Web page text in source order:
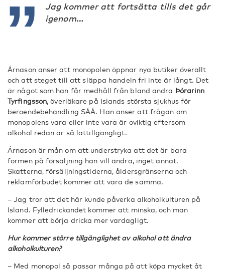
Jag kommer att fortsätta tills det går
igenom…
Árnason anser att monopolen öppnar nya butiker överallt
och att steget till att släppa handeln fri inte är långt. Det
är något som han får medhåll från bland andra Þórarinn
Tyrfingsson, överläkare på Islands största sjukhus för
beroendebehandling SÁÁ. Han anser att frågan om
monopolens vara eller inte vara är oviktig eftersom
alkohol redan är så lättillgängligt.
Árnason är mån om att understryka att det är bara
formen på försäljning han vill ändra, inget annat.
Skatterna, försäljningstiderna, åldersgränserna och
reklamförbudet kommer att vara de samma.
– Jag tror att det här kunde påverka alkoholkulturen på
Island. Fylledrickandet kommer att minska, och man
kommer att börja dricka mer vardagligt.
Hur kommer större tillgänglighet av alkohol att ändra
alkoholkulturen?
– Med monopol så passar många på att köpa mycket åt